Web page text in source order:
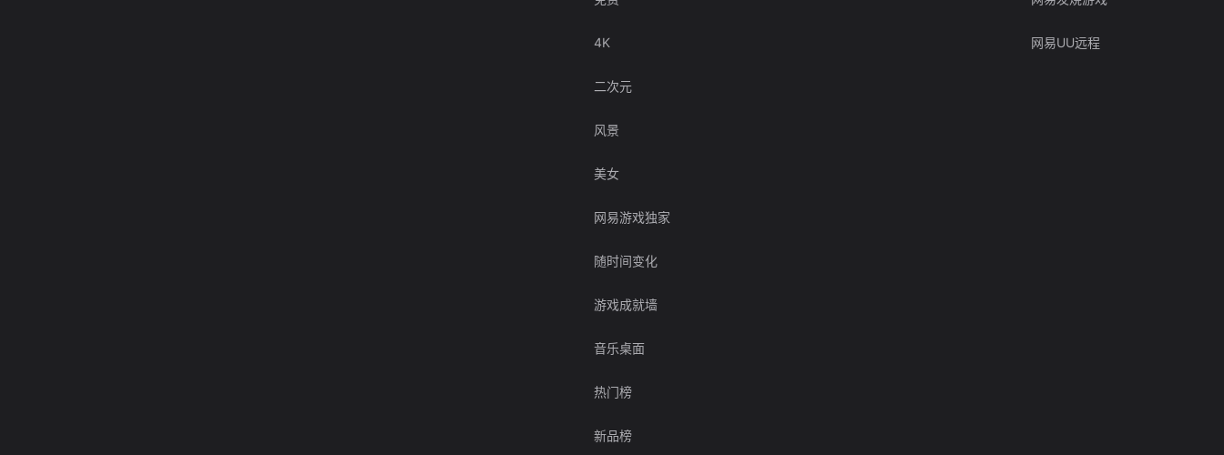
4K
二次元
风景
美女
网易游戏独家
随时间变化
游戏成就墙
音乐桌面
热门榜
新品榜
网易UU远程